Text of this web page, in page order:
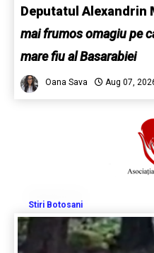
Deputatul Alexandrin
mai frumos omagiu pe
mare fiu al Basarabiei
Oana Sava Aug 07,
Stiri Botosani